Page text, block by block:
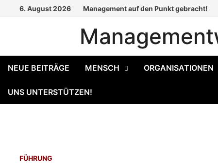
6. August 2026 Management auf den Punkt gebracht!
NEUE BEITRÄGE MENSCH ORGANISATIONEN
UNS UNTERSTÜTZEN!
FÜHRUNG